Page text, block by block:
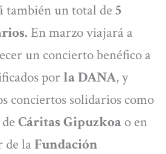
también un total de 5
En marzo viajará a
un concierto benéfico a
porla DANA, y
conciertos solidarios como
Cáritas Gipuzkoa o en
de la Fundación